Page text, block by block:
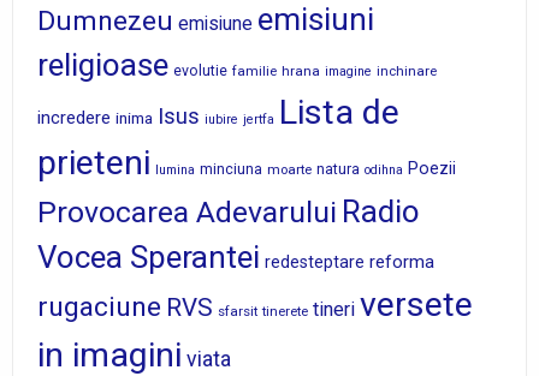
Dumnezeu emisiune emisiuni
religioase evolutie familie hrana imagine inchinare
incredere inima Isus iubire jertfa Lista de
prieteni
lumina minciuna moarte natura odihna Poezii
Provocarea Adevarului Radio
Vocea Sperantei redesteptare reforma
rugaciune RVS sfarsit tinerete tineri versete
in imagini viata